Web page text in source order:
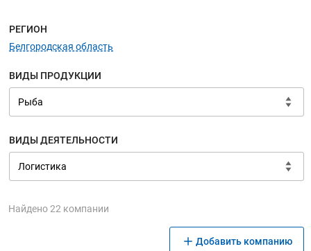
Меню навигации
РЕГИОН
Белгородская область
ВИДЫ ПРОДУКЦИИ
ВИДЫ ДЕЯТЕЛЬНОСТИ
Найдено 22 компании
Добавить компанию